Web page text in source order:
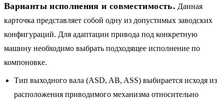
Варианты исполнения и совместимость. Данная
карточка представляет собой одну из допустимых заводских
конфигураций. Для адаптации привода под конкретную
машину необходимо выбрать подходящее исполнение по
компоновке.
Тип выходного вала (ASD, AB, ASS) выбирается исходя из
расположения приводимого механизма относительно